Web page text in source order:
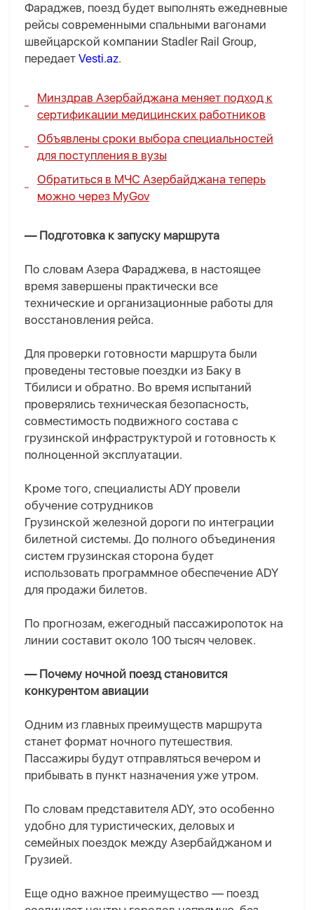
Фараджев, поезд будет выполнять ежедневные
рейсы современными спальными вагонами
швейцарской компании Stadler Rail Group,
передает Vesti.az.
Минздрав Азербайджана меняет подход к
сертификации медицинских работников
Объявлены сроки выбора специальностей
для поступления в вузы
Обратиться в МЧС Азербайджана теперь
можно через MyGov
— Подготовка к запуску маршрута
По словам Азера Фараджева, в настоящее
время завершены практически все
технические и организационные работы для
восстановления рейса.
Для проверки готовности маршрута были
проведены тестовые поездки из Баку в
Тбилиси и обратно. Во время испытаний
проверялись техническая безопасность,
совместимость подвижного состава с
грузинской инфраструктурой и готовность к
полноценной эксплуатации.
Кроме того, специалисты ADY провели
обучение сотрудников
Грузинской железной дороги по интеграции
билетной системы. До полного объединения
систем грузинская сторона будет
использовать программное обеспечение ADY
для продажи билетов.
По прогнозам, ежегодный пассажиропоток на
линии составит около 100 тысяч человек.
— Почему ночной поезд становится
конкурентом авиации
Одним из главных преимуществ маршрута
станет формат ночного путешествия.
Пассажиры будут отправляться вечером и
прибывать в пункт назначения уже утром.
По словам представителя ADY, это особенно
удобно для туристических, деловых и
семейных поездок между Азербайджаном и
Грузией.
Еще одно важное преимущество — поезд